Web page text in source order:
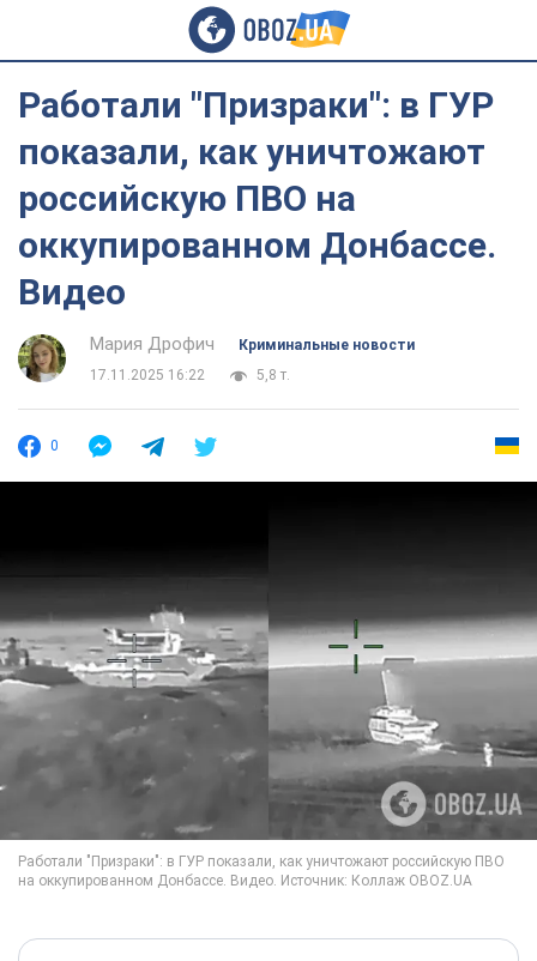
Работали "Призраки": в ГУР
показали, как уничтожают
российскую ПВО на
оккупированном Донбассе.
Видео
Мария Дрофич
Криминальные новости
17.11.2025 16:22
5,8 т.
0